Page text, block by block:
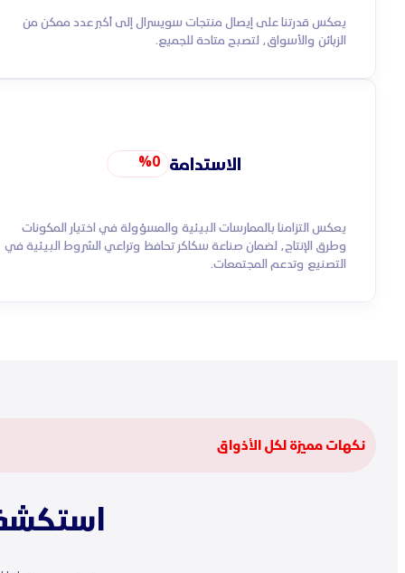
يعكس قدرتنا على إيصال منتجات سويسرال إلى أكبر عدد ممكن من
الزبائن والأسواق، لتصبح متاحة للجميع.
الاستدامة %0
يعكس التزامنا بالممارسات البيئية والمسؤولة في اختيار المكونات
وطرق الإنتاج، لضمان صناعة سكاكر تحافظ وتراعي الشروط البيئية في
التصنيع وتدعم المجتمعات.
نكهات مميزة لكل الأذواق